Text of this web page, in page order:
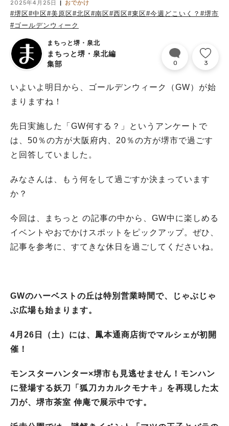
2025年4月25日 おでかけ
#堺区#中区#美原区#北区#南区#西区#東区#今週どこいく？ #堺市
#ゴールデンウィーク
まちっと堺・泉北
まちっと堺・泉北編
集部
0 3
いよいよ明日から、ゴールデンウィーク（GW）が始
まりますね！
先日実施した「GW何する？」というアンケートで
は、50％の方が大阪府内、20％の方が堺市で過ごす
と回答していました。
みなさんは、もう何をして過ごすか決まっています
か？
今回は、まちっと の記事の中から、GW中に楽しめる
イベントやおでかけスポットをピックアップ。ぜひ、
記事を参考に、すてきな休日を過ごしてくださいね。
GWのハーベストの丘は特別営業時間で、じゃぶじゃ
ぶ広場も始まります。
4月26日（土）には、鳳本通商店街でマルシェが初開
催！
モンスターハンター×堺市も見逃せません！モンハン
に登場する妖刀「狐刀カカルクモナキ」を再現した太
刀が、堺市茶室 伸庵で展示中です。